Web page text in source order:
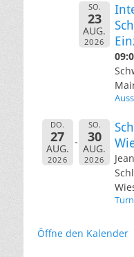
SO.
23
AUG.
2026
DO.
27
AUG.
2026
SO.
30
AUG.
2026
Öffne den Kalender